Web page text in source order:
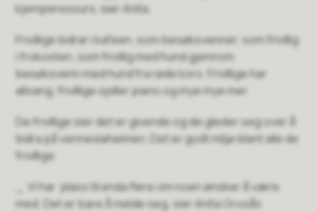
kjemperessurs, sier Anita.
Frivillige bidrar i kafeen, som besøksvenner, som frivillig
i frokosten, som frivillig med hund gjennom
besøksvenn med hund fra røde kors. Frivillige har
allsang, frivillige spiller piano og mye mye mer.
De frivillige sier det er givende og de gleder seg over å
bidra på venneslaheimen. Det er godt miljø blant alle de
frivillige.
_ Vi har plass til enda flere om noen ønsker å være
med. Det er bare å melde seg, sier Anita Grosås